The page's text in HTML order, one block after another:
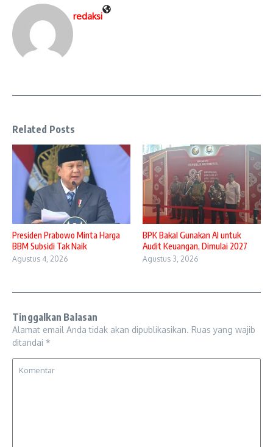
redaksi
Related Posts
Presiden Prabowo Minta Harga
BBM Subsidi Tak Naik
Agustus 4, 2026
BPK Bakal Gunakan AI untuk
Audit Keuangan, Dimulai 2027
Agustus 3, 2026
Tinggalkan Balasan
Alamat email Anda tidak akan dipublikasikan. Ruas yang wajib
ditandai *